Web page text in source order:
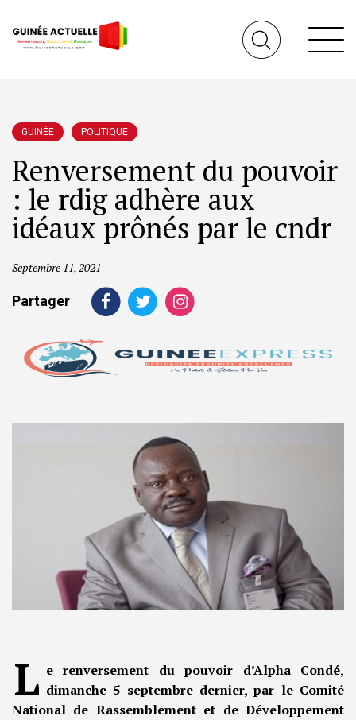
GUINÉE POLITIQUE
Renversement du pouvoir
: le rdig adhère aux
idéaux prônés par le cndr
Septembre 11, 2021
Partager
L e renversement du pouvoir d’Alpha Condé,
dimanche 5 septembre dernier, par le Comité
National de Rassemblement et de Développement